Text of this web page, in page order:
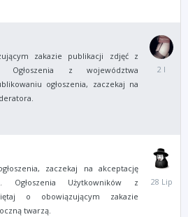
zakazie publikacji zdjęć z
Ogłoszenia z województwa
ogłoszenia, zaczekaj na
17
zaczekaj na akceptację
Ogłoszenia Użytkowników z
o obowiązującym zakazie
twarzą.
28
Lipca